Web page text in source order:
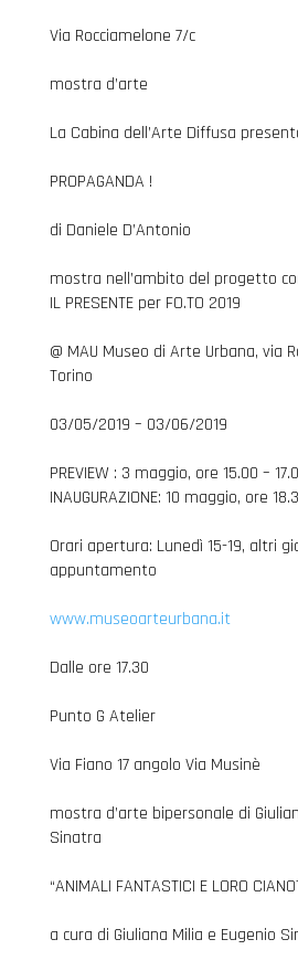
Via Rocciamelone 7/c
mostra d’arte
La Cabina dell’Arte Diffusa
PROPAGANDA !
di Daniele D’Antonio
mostra nell’ambito del progetto
IL PRESENTE per FO.TO 2019
@ MAU Museo di Arte Urbana, via
Torino
03/05/2019 – 03/06/2019
PREVIEW : 3 maggio, ore 15.00 –
INAUGURAZIONE: 10 maggio, ore
Orari apertura: Lunedì 15-19, altri
appuntamento
www.museoarteurbana.it
Dalle ore 17.30
Punto G Atelier
Via Fiano 17 angolo Via Musinè
mostra d’arte bipersonale di
Sinatra
“ANIMALI FANTASTICI E LORO
a cura di Giuliana Milia e Eugenio